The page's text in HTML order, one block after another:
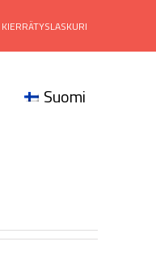
KIERRÄTYSLASKURI
Suomi